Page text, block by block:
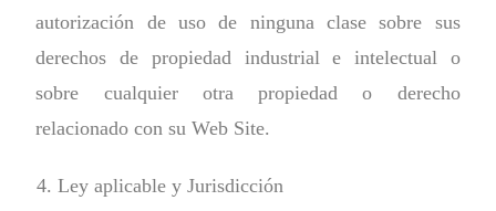
autorización de uso de ninguna clase sobre sus
derechos de propiedad industrial e intelectual o
sobre cualquier otra propiedad o derecho
relacionado con su Web Site.
Ley aplicable y Jurisdicción